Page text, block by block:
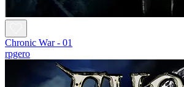
Chronic War - 01
rpgero